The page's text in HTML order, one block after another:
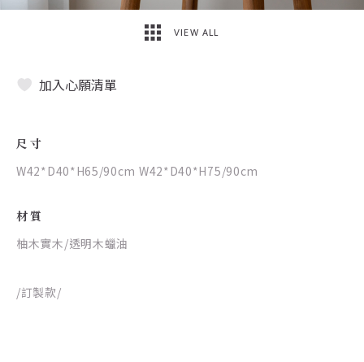
VIEW ALL
加入心願清單
尺寸
W42*D40*H65/90cm W42*D40*H75/90cm
材質
柚木實木/透明木蠟油
/訂製款/